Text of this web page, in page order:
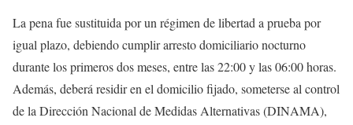
La pena fue sustituida por un régimen de libertad a prueba por
igual plazo, debiendo cumplir arresto domiciliario nocturno
durante los primeros dos meses, entre las 22:00 y las 06:00 horas.
Además, deberá residir en el domicilio fijado, someterse al control
de la Dirección Nacional de Medidas Alternativas (DINAMA),